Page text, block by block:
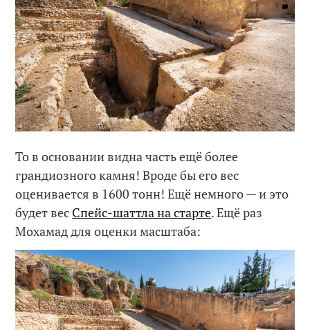
То в основании видна часть ещё более
грандиозного камня! Вроде бы его вес
оценивается в 1600 тонн! Ещё немного — и это
будет вес Спейс-шаттла на старте. Ещё раз
Мохамад для оценки масштаба: